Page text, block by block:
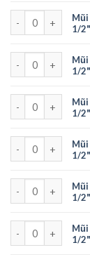
Mũi vét đáy
Mũi
1/
Mũi vét đáy
Mũi
1/
Mũi vét đáy
Mũi
1/
Mũi vét đáy
Mũi
1/
Mũi vét đáy
Mũi
1/
Mũi vét đáy
Mũi
1/